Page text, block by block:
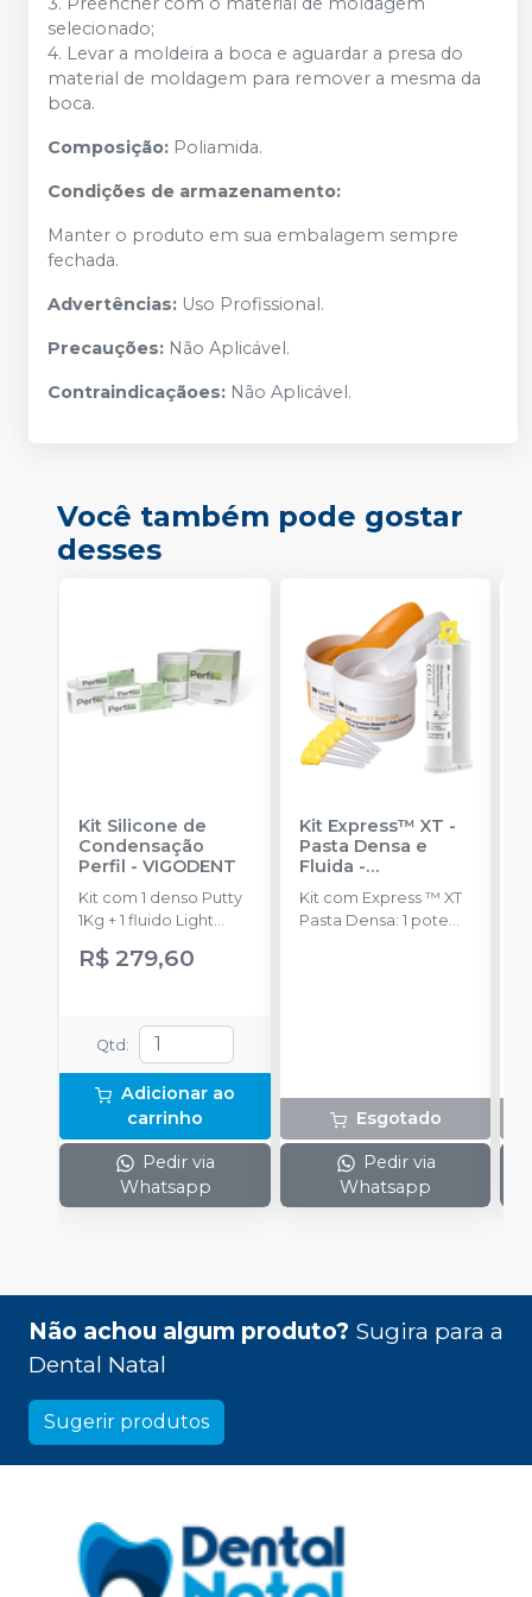
selecionado;
4. Levar a moldeira a boca e aguardar a presa do
material de moldagem para remover a mesma da
boca.
Composição: Poliamida.
Condições de armazenamento:
Manter o produto em sua embalagem sempre
fechada.
Advertências: Uso Profissional.
Precauções: Não Aplicável.
Contraindicaçãoes: Não Aplicável.
Você também pode gostar
desses
Kit Silicone de
Condensação
Perfil -VIGODENT
Kit com 1 denso Putty
1Kg + 1 fluido Light
Body 120g + 1
catalisador 60ml.
R$ 279,60
Qtd :
Adicionar ao
carrinho
Pedir via
Whatsapp
Kit Express™ XT -
Pasta Densa e
Fluida -
SOLVENTUM
Kit com Express ™ XT
Pasta Densa: 1 pote
1 cartucho (50 ml); 10
Pontas Misturadoras
Amarelas
Esgotado
Pedir via
Whatsapp
Não achou algum produto? Sugira para a
Dental Natal
Sugerir produtos